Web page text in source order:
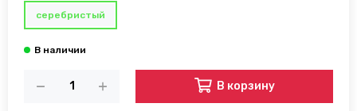
серебристый
В корзину